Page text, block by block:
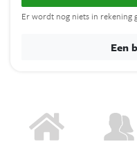
Er wordt nog niets in rekening
Een